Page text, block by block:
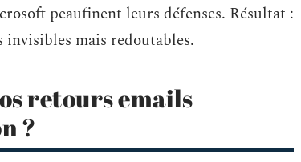
peaufinent leurs défenses. Résultat :
invisibles mais redoutables.
retours emails
?